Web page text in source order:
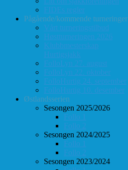
FIDEs regler
Pågående/kommende turneringer
Vårt turneringstilbud
Høstturneringen 2026
Klubbmesterskap
Hurtigsjakk
FolloLyn 27. august
FolloLyn 22. oktober
FolloHurtig 24. september
FolloHurtig 10. desember
Østlandsserien
Sesongen 2025/2026
Follo 1
Follo 2
Sesongen 2024/2025
Follo 1
Follo 2
Sesongen 2023/2024